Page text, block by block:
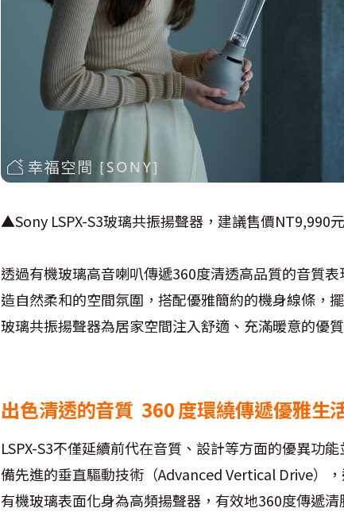
▲Sony LSPX-S3玻璃共振揚聲器，建議售價NT9,990元
透過有機玻璃高音喇叭傳遞360度清透高品質的音質
造自然柔和的空間氛圍，搭配優雅簡約的機身線條，
玻璃共振揚聲器為居家空間注入舒適、充滿暖意的優
出色清透的音質 360 度環繞傳遞優雅生
LSPX-S3不僅延續前代在音質、設計等方面的優異功
備先進的垂直驅動技術（Advanced Vertical Drive）
有機玻璃表面化身為高頻揚聲器，有效地360度傳遞